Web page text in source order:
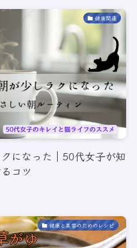
健康関連
になった｜50代女子が知
コツ
健康と美容のためのレシピ